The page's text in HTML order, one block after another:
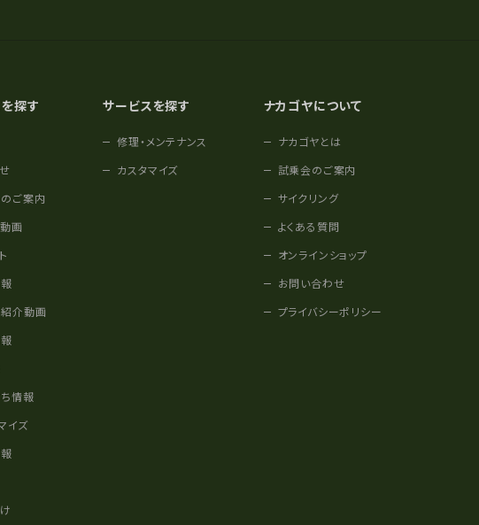
探す
ご案内
画
介動画
情報
イズ
サービスを探す
修理・メンテナンス
カスタマイズ
ナカゴヤについて
ナカゴヤとは
試乗会のご案内
サイクリング
よくある質問
オンラインショップ
お問い合わせ
プライバシーポリシー